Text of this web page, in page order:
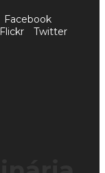
Facebook
Flickr Twitter